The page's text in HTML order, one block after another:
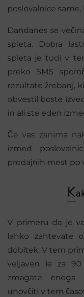
poslovalnice
Dandanes se
spleta. Dobra
spleta je tudi v
preko SMS
rezultate žrebanj,
obvestil boste
in ali ste eden
Če vas zanima
izmed
prodajnih mest po
K
V primeru da je
lahko zahtevate
dobitek. V tem
veljaven le za
zmagate enega
unovčiti v tem